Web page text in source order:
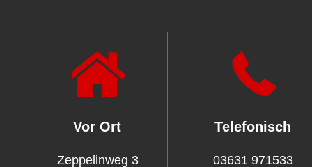
Vor Ort Telefonisch
Zeppelinweg 3
03631 971533